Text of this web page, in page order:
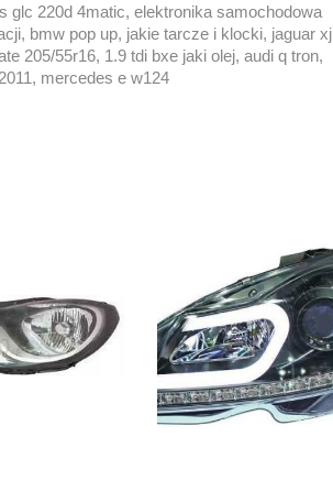
glc 220d 4matic, elektronika samochodowa
bmw pop up, jakie tarcze i klocki, jaguar xj
205/55r16, 1.9 tdi bxe jaki olej, audi q tron,
mercedes e w124